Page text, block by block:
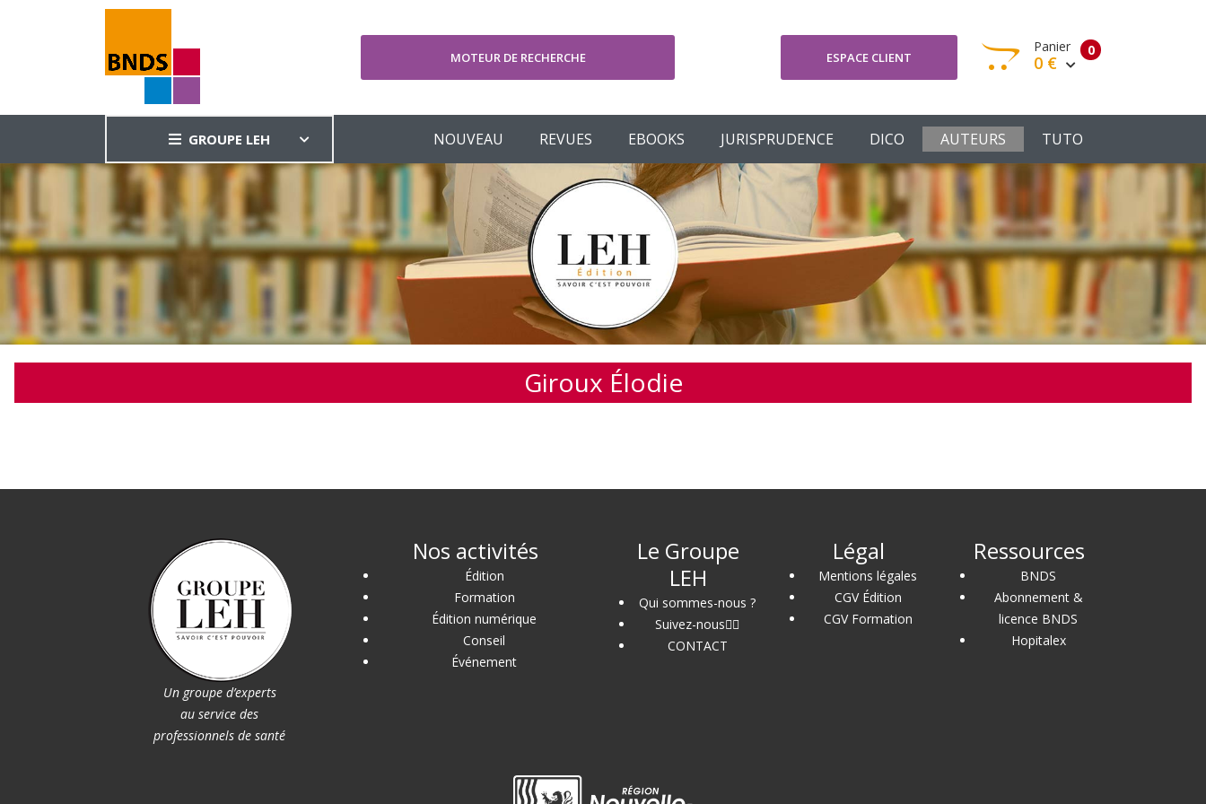
MOTEUR DE RECHERCHE ESPACE CLIENT 0
Panier
0 €
Votre panier est vide
Votre Panier Commander
GROUPE LEH NOUVEAU REVUES EBOOKS JURISPRUDENCE DICO AUTEURS TUTO
Giroux Élodie
Un groupe d’experts
au service des
professionnels de santé
Nos activités
Édition
Formation
Édition numérique
Conseil
Événement
Le Groupe
LEH
Qui sommes-nous ?
Suivez-nous
CONTACT
Légal
Mentions légales
CGV Édition
CGV Formation
Ressources
BNDS
Abonnement &
licence BNDS
Hopitalex